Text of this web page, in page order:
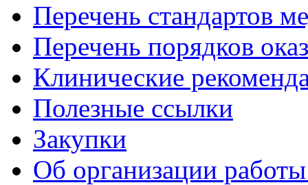
Перечень стандартов
Перечень порядков
Клинические
Полезные ссылки
Закупки
Об организации